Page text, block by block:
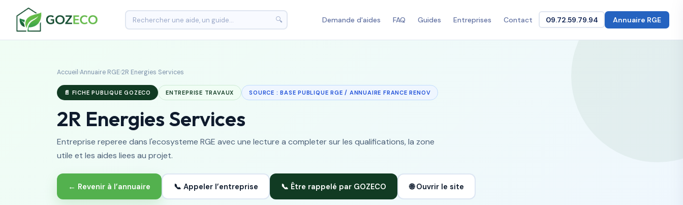
🔍 Demande d'aides FAQ Guides Entreprises Contact 09.72.59.79.94 Annuaire RGE
Accueil ›Annuaire RGE›2R Energies Services
📄 FICHE PUBLIQUE GOZECO ENTREPRISE TRAVAUX SOURCE : BASE PUBLIQUE RGE / ANNUAIRE FRANCE RENOV
2R Energies Services
Entreprise reperee dans l'ecosysteme RGE avec une lecture a completer sur les qualifications, la zone
utile et les aides liees au projet.
← Revenir à l’annuaire 📞 Appeler l’entreprise 📞 Être rappelé par GOZECO 🌐 Ouvrir le site